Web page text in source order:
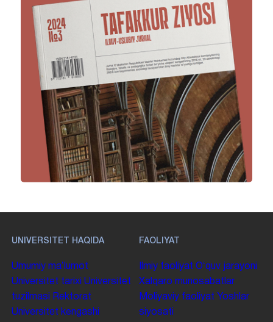
UNIVERSITET HAQIDA
Umumiy maʼlumot
Universitet tarixi Universitet
tuzilmasi
Rektorat
Universitet kengashi
FAOLIYAT
Ilmiy faoliyat Oʻquv jarayoni
Xalqaro munosabatlar
Moliyaviy faoliyat Yoshlar
siyosati